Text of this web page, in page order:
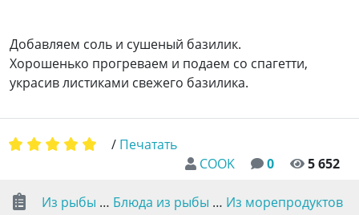
Добавляем соль и сушеный базилик.
Хорошенько прогреваем и подаем со спагетти,
украсив листиками свежего базилика.
COOK 0 5 652
/ Печатать
Из рыбы … Блюда из рыбы … Из морепродуктов